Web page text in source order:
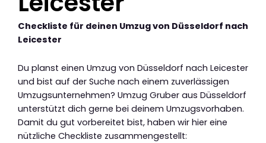
Checkliste für deinen Umzug von Düsseldorf nach
Leicester
Du planst einen Umzug von Düsseldorf nach Leicester
und bist auf der Suche nach einem zuverlässigen
Umzugsunternehmen? Umzug Gruber aus Düsseldorf
unterstützt dich gerne bei deinem Umzugsvorhaben.
Damit du gut vorbereitet bist, haben wir hier eine
nützliche Checkliste zusammengestellt: